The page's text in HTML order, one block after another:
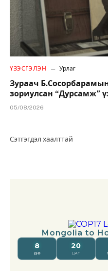
ҮЗЭСГЭЛЭН Урлаг
Зураач
зориулсан “Дурсамж”
05/08/2026
Сэтгэгдэл хаалттай